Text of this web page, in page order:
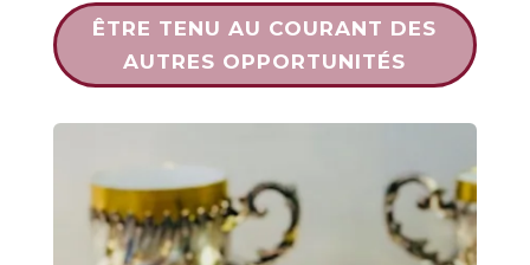
ÊTRE TENU AU COURANT DES
AUTRES OPPORTUNITÉS